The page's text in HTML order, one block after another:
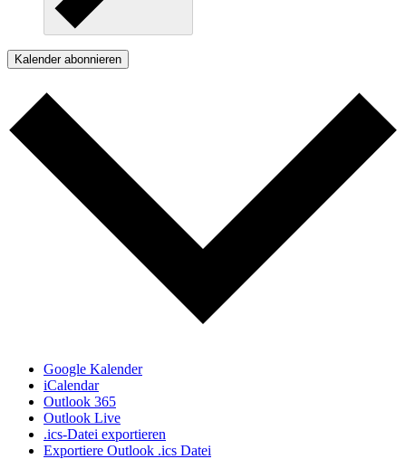
Kalender abonnieren
Google Kalender
iCalendar
Outlook 365
Outlook Live
.ics-Datei exportieren
Exportiere Outlook .ics Datei